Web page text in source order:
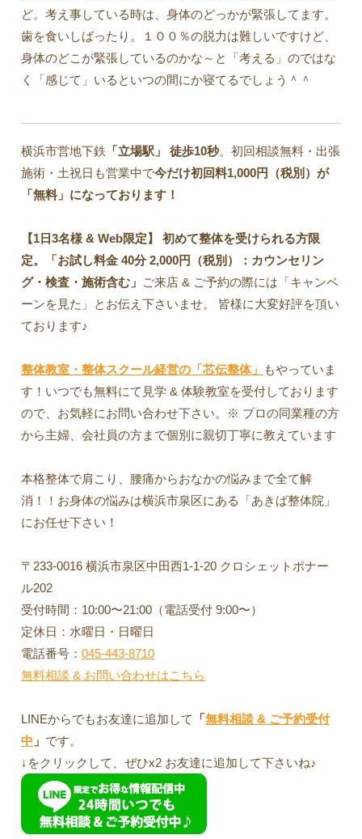
ど。考え事している時は、身体のどっかが緊張してます。
歯を食いしばったり。１００％の脱力は難しいですけど、
身体のどこが緊張しているのかな～と「考える」のではな
く「感じて」いるといつの間にか寝てるでしょう＾＾
横浜市営地下鉄 「立場駅」 徒歩10秒。初回相談無料・出張
施術・土祝日も営業中で今だけ初回料1,000円（税別）が
「無料」になっております！
【1日3名様 & Web限定】 初めて整体を受けられる方限
定。「お試し料金 40分 2,000円（税別）：カウンセリン
グ・検査・施術含む」 ご来店 & ご予約の際には「キャンペ
ーンを見た」とお伝え下さいませ。 皆様に大変好評を頂い
ております♪
整体教室・整体スクール経営の「芯伝整体」
もやっていま
す！いつでも無料にて見学 & 体験教室を受付しております
ので、お気軽にお問い合わせ下さい。※ プロの同業種の方
から主婦、会社員の方まで個別に親切丁寧に教えています
本格整体で肩こり、腰痛からおなかの悩みまで全て解
消！！お身体の悩みは横浜市泉区にある「あきば整体院」
にお任せ下さい！
〒233-0016 横浜市泉区中田西1-1-20 クロシェットポナー
ル202
受付時間：10:00〜21:00（電話受付 9:00〜）
定休日：水曜日・日曜日
電話番号：045-443-8710
無料相談 & お問い合わせはこちら
LINEからでもお友達に追加して 「無料相談 & ご予約受付
中 」 です。
↓をクリックして、ぜひx2 お友達に追加して下さいね♪